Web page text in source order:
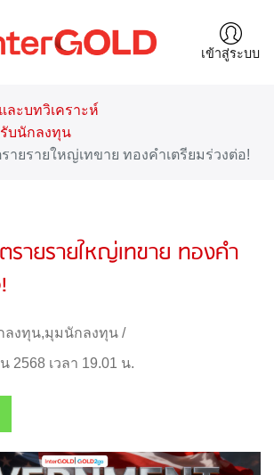
เข้าสู่ระบบ
ละบทวิเคราะห์
บนักลงทุน
ยรายใหญ่เทขาย ทองคำเตรียมร่วงต่อ!
ยรายใหญ่เทขาย ทองคำ
ลงทุน,มุมนักลงทุน /
2568 เวลา 19.01 น.